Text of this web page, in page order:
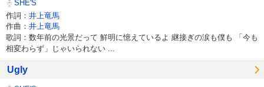
SHE'S
作詞： 井上竜馬
作曲： 井上竜馬
歌詞：数年前の光景だって 鮮明に憶えているよ 継接ぎの涙も僕も 「今も
相変わらず」じゃいられない ...
Ugly